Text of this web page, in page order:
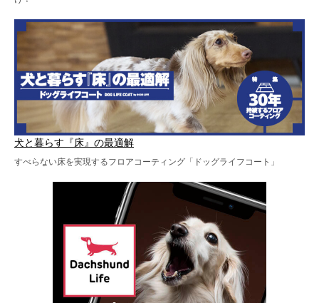
犬と暮らす『床』の最適解
すべらない床を実現するフロアコーティング「ドッグライフコート」